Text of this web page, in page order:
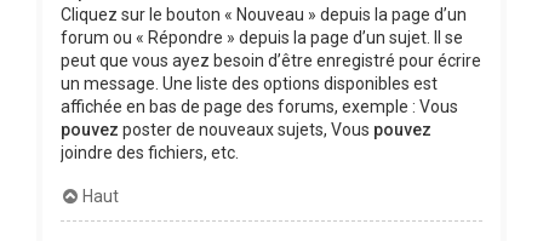
Cliquez sur le bouton « Nouveau » depuis la page d’un
forum ou « Répondre » depuis la page d’un sujet. Il se
peut que vous ayez besoin d’être enregistré pour écrire
un message. Une liste des options disponibles est
affichée en bas de page des forums, exemple : Vous
pouvez poster de nouveaux sujets, Vous pouvez
joindre des fichiers, etc.
Haut